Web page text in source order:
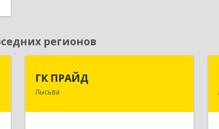
регионов
ГК ПРАЙД
Лысьва618909, Пермский край, Лысьва г,